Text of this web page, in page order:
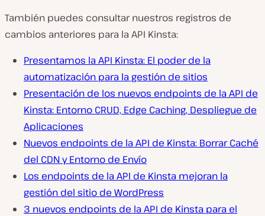
También puedes consultar nuestros registros de
cambios anteriores para la API Kinsta:
Presentamos la API Kinsta: El poder de la
automatización para la gestión de sitios
Presentación de los nuevos endpoints de la API de
Kinsta: Entorno CRUD, Edge Caching, Despliegue de
Aplicaciones
Nuevos endpoints de la API de Kinsta: Borrar Caché
del CDN y Entorno de Envío
Los endpoints de la API de Kinsta mejoran la
gestión del sitio de WordPress
3 nuevos endpoints de la API de Kinsta para el